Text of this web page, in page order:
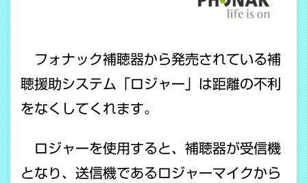
フォナック補聴器から発売されている補
聴援助システム「ロジャー」は距離の不利
をなくしてくれます。
ロジャーを使用すると、補聴器が受信機
となり、送信機であるロジャーマイクから